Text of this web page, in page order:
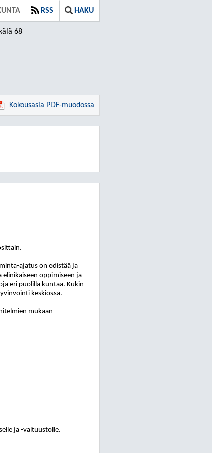
RSS HAKU
68
Kokousasia PDF-muodossa
ajatus on edistää ja
oppimiseen ja
eri puolilla kuntaa. Kukin
keskiössä.
mukaan
ja -valtuustolle.